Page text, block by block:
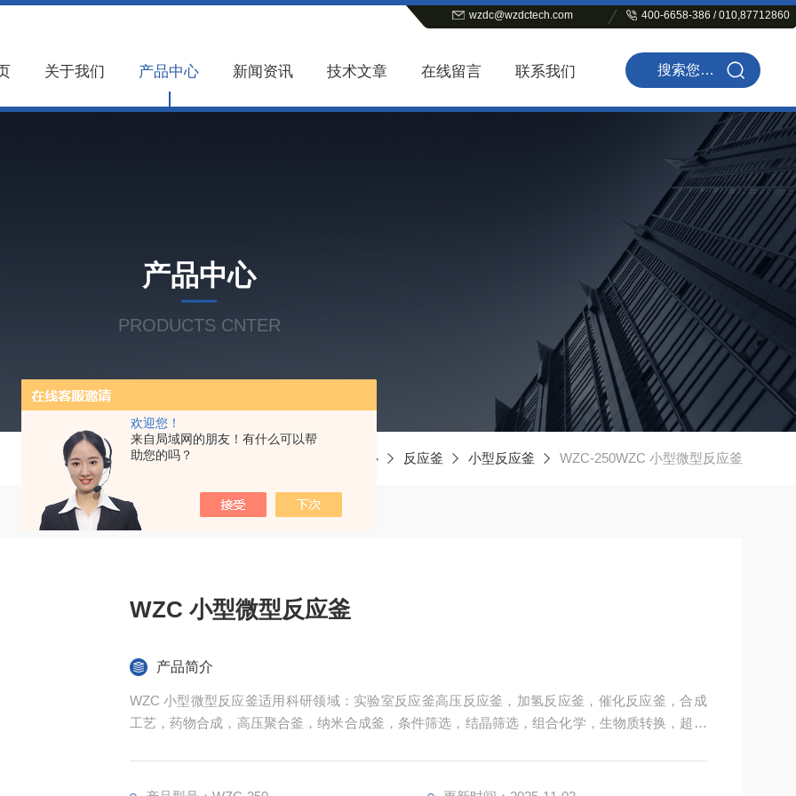
欢迎您！
来自局域网的朋友！有什么可以帮
助您的吗？
wzdc@wzdctech.com 400-6658-386 / 010,87712860
关于我们 产品中心 新闻资讯 技术文章 在线留言 联系我们
产品中心
PRODUCTS CNTER
产品中心 反应釜 小型反应釜 WZC-250WZC 小型微型反应釜
WZC 小型微型反应釜
产品简介
WZC 小型微型反应釜适用科研领域：实验室反应釜高压反应釜，加氢反应釜，催化反应釜，合成
工艺，药物合成，高压聚合釜，纳米合成釜，条件筛选，结晶筛选，组合化学，生物质转换，超临